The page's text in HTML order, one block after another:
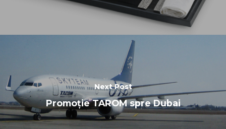
Next Post
Promoție TAROM spre Dubai